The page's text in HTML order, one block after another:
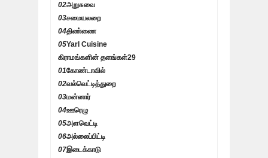
02அறுசுவை
03சமையலறை
04திண்ணை
05Yarl Cuisine
கிராமங்களின் தளங்கள்29
01கோண்டாவில்
02வல்வெட்டித்துறை
03மன்னார்
04ஊரெழு
05அளவெட்டி
06அல்லைப்பிட்டி
07இடைக்காடு